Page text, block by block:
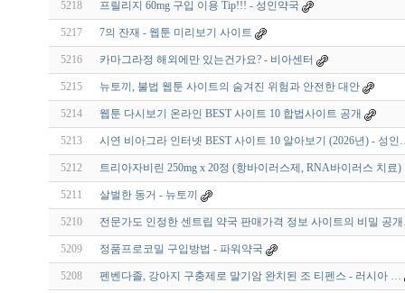
5218 프릴리지 60mg 구입 이용 Tip!!! - 성인약국
5217 7의 잔재 - 웹툰 미리보기 사이트
5216 카마그라정 해외에만 있는건가요? - 비아센터
5215 뉴토끼, 불법 웹툰 사이트의 숨겨진 위험과 안전한 대안
5214 웹툰 다시보기 온라인 BEST 사이트 10 합법사이트 공개
5213 시연 비아그라 인터넷 BEST 사이트 10 알아보기 (2026년) - 성
5212 트리아자비린 250mg x 20정 (항바이러스제, RNA바이러스 치료
5211 살벌한 동거 - 뉴토끼
5210 전문가도 인정한 센트립 약국 판매가격 정보 사이트의 비밀 공
5209 정품프로코밀 구입방법 - 파워약국
5208 펜벤다졸, 강아지 구충제로 말기암 완치된 조 티펜스 - 러시아 …